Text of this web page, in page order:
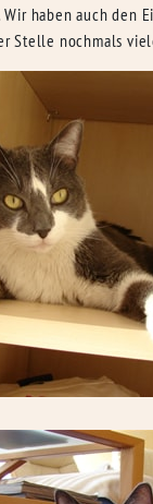
haben auch den
Stelle nochmals